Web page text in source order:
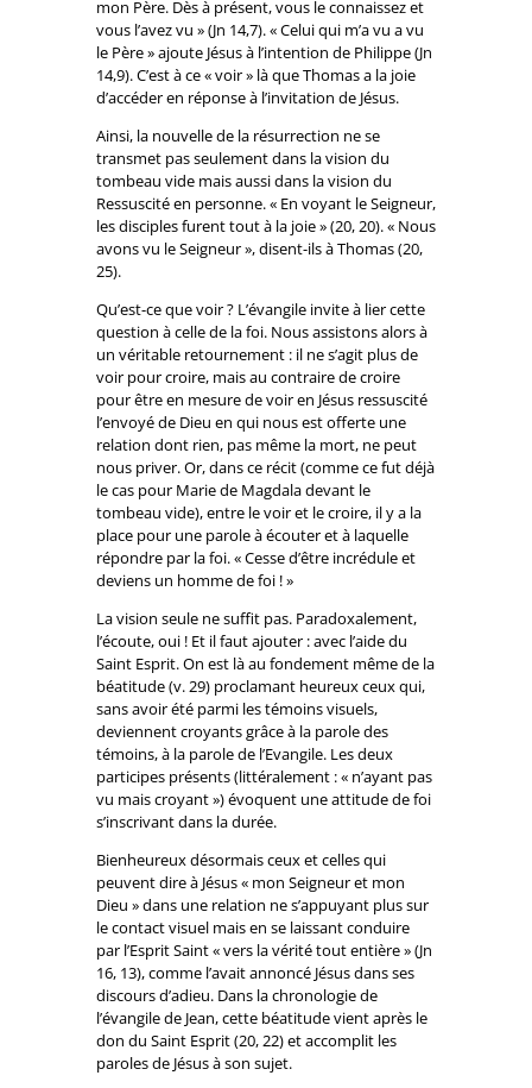
mon Père. Dès à présent, vous le connaissez et
vous l’avez vu » (Jn 14,7). « Celui qui m’a vu a vu
le Père » ajoute Jésus à l’intention de Philippe (Jn
14,9). C’est à ce « voir » là que Thomas a la joie
d’accéder en réponse à l’invitation de Jésus.
Ainsi, la nouvelle de la résurrection ne se
transmet pas seulement dans la vision du
tombeau vide mais aussi dans la vision du
Ressuscité en personne. « En voyant le Seigneur,
les disciples furent tout à la joie » (20, 20). « Nous
avons vu le Seigneur », disent-ils à Thomas (20,
25).
Qu’est-ce que voir ? L’évangile invite à lier cette
question à celle de la foi. Nous assistons alors à
un véritable retournement : il ne s’agit plus de
voir pour croire, mais au contraire de croire
pour être en mesure de voir en Jésus ressuscité
l’envoyé de Dieu en qui nous est offerte une
relation dont rien, pas même la mort, ne peut
nous priver. Or, dans ce récit (comme ce fut déjà
le cas pour Marie de Magdala devant le
tombeau vide), entre le voir et le croire, il y a la
place pour une parole à écouter et à laquelle
répondre par la foi. « Cesse d’être incrédule et
deviens un homme de foi ! »
La vision seule ne suffit pas. Paradoxalement,
l’écoute, oui ! Et il faut ajouter : avec l’aide du
Saint Esprit. On est là au fondement même de la
béatitude (v. 29) proclamant heureux ceux qui,
sans avoir été parmi les témoins visuels,
deviennent croyants grâce à la parole des
témoins, à la parole de l’Evangile. Les deux
participes présents (littéralement : « n’ayant pas
vu mais croyant ») évoquent une attitude de foi
s’inscrivant dans la durée.
Bienheureux désormais ceux et celles qui
peuvent dire à Jésus « mon Seigneur et mon
Dieu » dans une relation ne s’appuyant plus sur
le contact visuel mais en se laissant conduire
par l’Esprit Saint « vers la vérité tout entière » (Jn
16, 13), comme l’avait annoncé Jésus dans ses
discours d’adieu. Dans la chronologie de
l’évangile de Jean, cette béatitude vient après le
don du Saint Esprit (20, 22) et accomplit les
paroles de Jésus à son sujet.